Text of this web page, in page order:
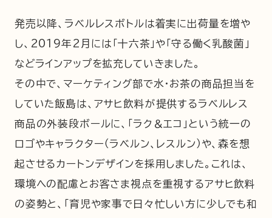
発売以降、ラベルレスボトルは着実に出荷量を増や
し、2019年2月には「十六茶」や「守る働く乳酸菌」
などラインアップを拡充していきました。
その中で、マーケティング部で水・お茶の商品担当を
していた飯島は、アサヒ飲料が提供するラベルレス
商品の外装段ボールに、「ラク＆エコ」という統一の
ロゴやキャラクター（ラベルン、レスルン）や、森を想
起させるカートンデザインを採用しました。これは、
環境への配慮とお客さま視点を重視するアサヒ飲料
の姿勢と、「育児や家事で日々忙しい方に少しでも和